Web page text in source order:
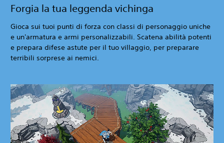
Forgia la tua leggenda vichinga
Gioca sui tuoi punti di forza con classi di personaggio uniche
e un'armatura e armi personalizzabili. Scatena abilità potenti
e prepara difese astute per il tuo villaggio, per preparare
terribili sorprese ai nemici.